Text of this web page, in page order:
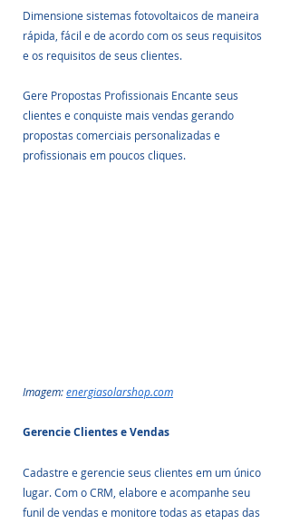
Dimensione sistemas fotovoltaicos de maneira
rápida, fácil e de acordo com os seus requisitos
e os requisitos de seus clientes.
Gere Propostas Profissionais Encante seus
clientes e conquiste mais vendas gerando
propostas comerciais personalizadas e
profissionais em poucos cliques.
Imagem: energiasolarshop.com
Gerencie Clientes e Vendas
Cadastre e gerencie seus clientes em um único
lugar. Com o CRM, elabore e acompanhe seu
funil de vendas e monitore todas as etapas das